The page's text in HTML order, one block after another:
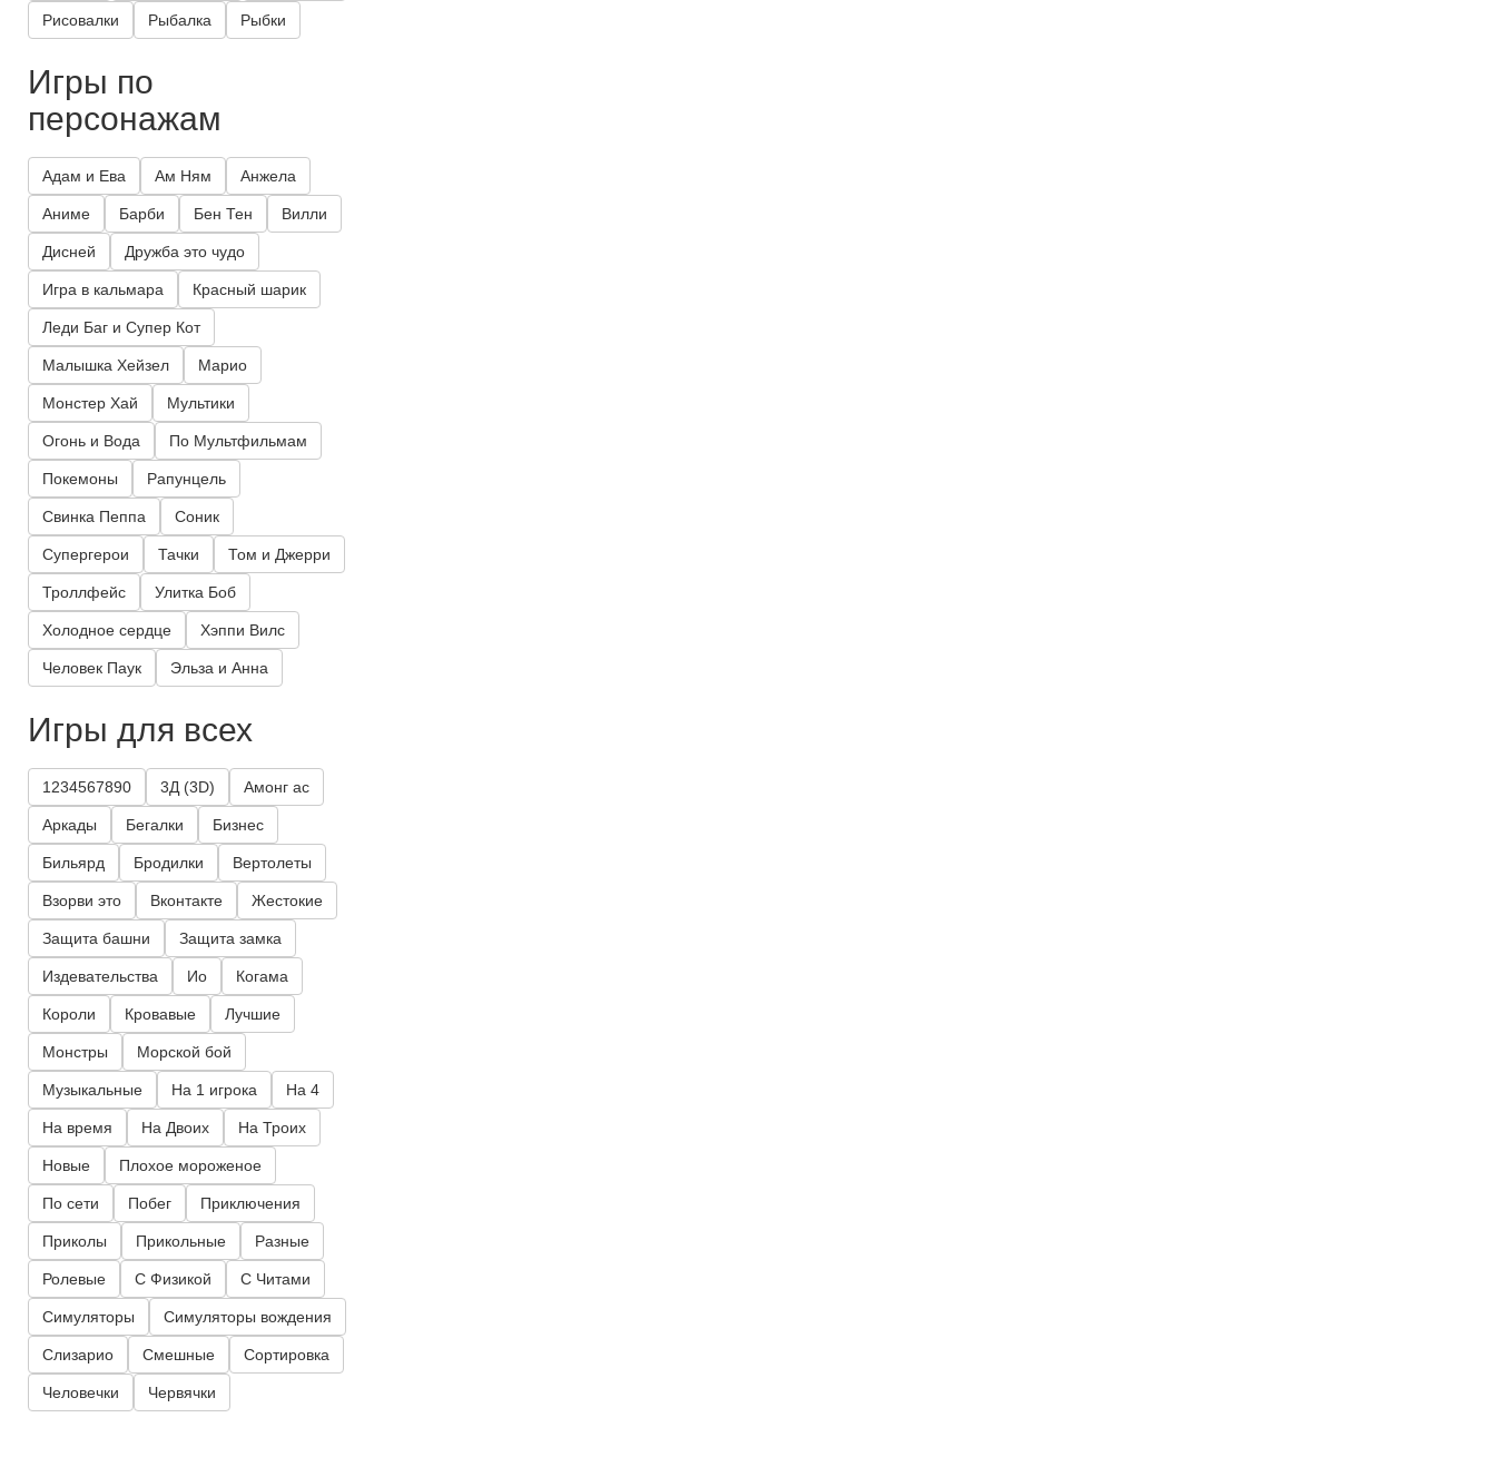
Рисовалки Рыбалка Рыбки
Игры по
персонажам
Адам и Ева Ам Ням Анжела
Аниме Барби Бен Тен Вилли
Дисней Дружба это чудо
Игра в кальмара Красный шарик
Леди Баг и Супер Кот
Малышка Хейзел Марио
Монстер Хай Мультики
Огонь и Вода По Мультфильмам
Покемоны Рапунцель
Свинка Пеппа Соник
Супергерои Тачки Том и Джерри
Троллфейс Улитка Боб
Холодное сердце Хэппи Вилс
Человек Паук Эльза и Анна
Игры для всех
1234567890 3Д (3D) Амонг ас
Аркады Бегалки Бизнес
Бильярд Бродилки Вертолеты
Взорви это Вконтакте Жестокие
Защита башни Защита замка
Издевательства Ио Когама
Короли Кровавые Лучшие
Монстры Морской бой
Музыкальные На 1 игрока На 4
На время На Двоих На Троих
Новые Плохое мороженое
По сети Побег Приключения
Приколы Прикольные Разные
Ролевые С Физикой С Читами
Симуляторы Симуляторы вождения
Слизарио Смешные Сортировка
Человечки Червячки